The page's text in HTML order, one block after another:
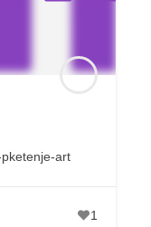
art
1